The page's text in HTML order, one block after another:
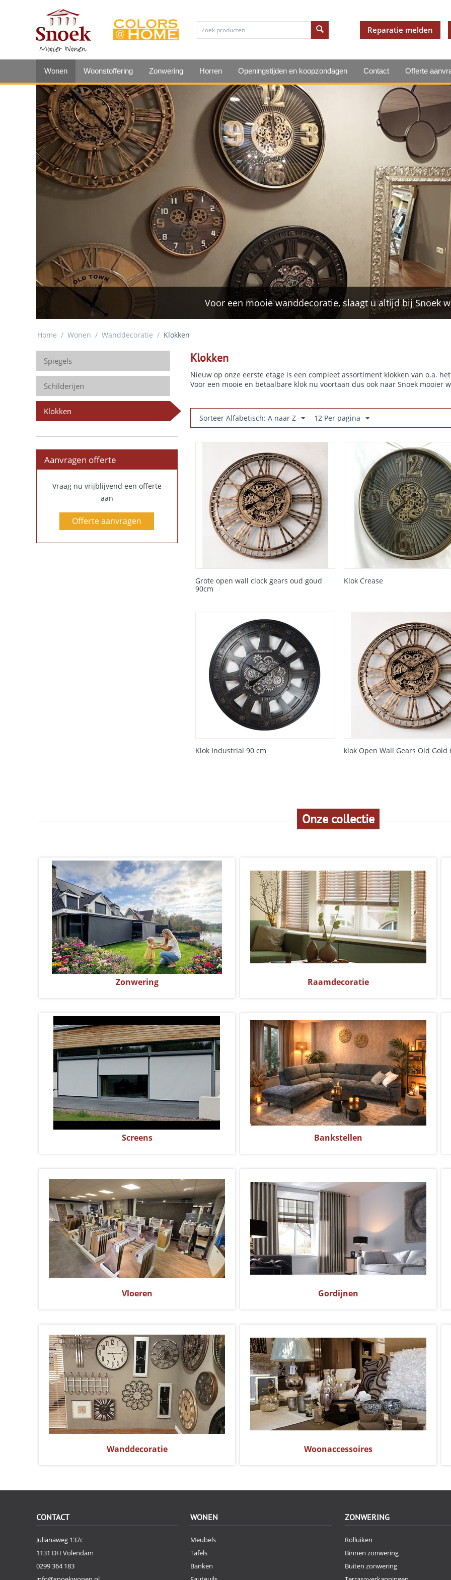
Reparatie melden
Wonen Woonstoffering Zonwering Horren Openingstijden en koopzondagen Contact Offerte
Voor een mooie wanddecoratie, slaagt u altijd bij Snoek
Home / Wonen / Wanddecoratie / Klokken
Spiegels
Schilderijen
Klokken
Aanvragen offerte
Vraag nu vrijblijvend een offerte
aan
Offerte aanvragen
Klokken
Nieuw op onze eerste etage is een compleet assortiment klokken van o.a.
Voor een mooie en betaalbare klok nu voortaan dus ook naar Snoek mooier
Sorteer Alfabetisch: A naar Z 12 Per pagina
Grote open wall clock gears oud goud
90cm
Klok Crease
Klok Industrial 90 cm klok Open Wall Gears Old Gold
Onze collectie
Zonwering Raamdecoratie
Screens Bankstellen
Vloeren Gordijnen
Wanddecoratie Woonaccessoires
CONTACT
Julianaweg 137c
1131 DH Volendam
0299 364 183
WONEN
Meubels
Tafels
Banken
ZONWERING
Rolluiken
Binnen zonwering
Buiten zonwering